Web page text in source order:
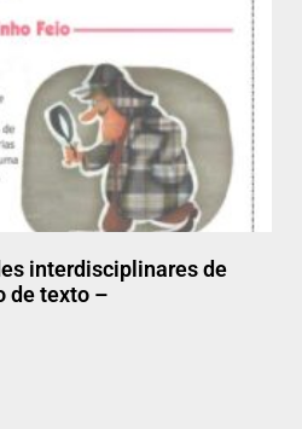
interdisciplinares de
de texto –